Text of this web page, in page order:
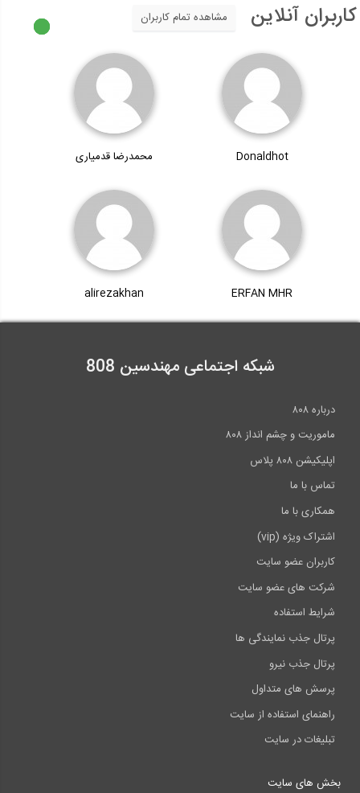
کاربران آنلاین مشاهده تمام کاربران
Donaldhot محمدرضا قدمیاری
ERFAN MHR
alirezakhan
شبکه اجتماعی مهندسین 808
درباره ۸۰۸
ماموریت و چشم انداز ۸۰۸
اپلیکیشن ۸۰۸ پلاس
تماس با ما
همکاری با ما
اشتراک ویژه (vip)
کاربران عضو سایت
شرکت های عضو سایت
شرایط استفاده
پرتال جذب نمایندگی ها
پرتال جذب نیرو
پرسش های متداول
راهنمای استفاده از سایت
تبلیغات در سایت
بخش های سایت